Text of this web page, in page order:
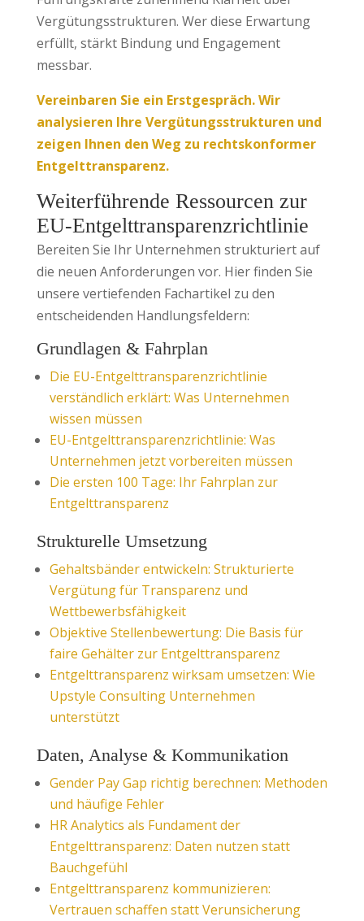
Vergütungsstrukturen. Wer diese Erwartung
erfüllt, stärkt Bindung und Engagement
messbar.
Vereinbaren Sie ein Erstgespräch. Wir
analysieren Ihre Vergütungsstrukturen und
zeigen Ihnen den Weg zu rechtskonformer
Entgelttransparenz.
Weiterführende Ressourcen zur
EU-Entgelttransparenzrichtlinie
Bereiten Sie Ihr Unternehmen strukturiert auf
die neuen Anforderungen vor. Hier finden Sie
unsere vertiefenden Fachartikel zu den
entscheidenden Handlungsfeldern:
Grundlagen & Fahrplan
Die EU-Entgelttransparenzrichtlinie
verständlich erklärt: Was Unternehmen
wissen müssen
EU-Entgelttransparenzrichtlinie: Was
Unternehmen jetzt vorbereiten müssen
Die ersten 100 Tage: Ihr Fahrplan zur
Entgelttransparenz
Strukturelle Umsetzung
Gehaltsbänder entwickeln: Strukturierte
Vergütung für Transparenz und
Wettbewerbsfähigkeit
Objektive Stellenbewertung: Die Basis für
faire Gehälter zur Entgelttransparenz
Entgelttransparenz wirksam umsetzen: Wie
Upstyle Consulting Unternehmen
unterstützt
Daten, Analyse & Kommunikation
Gender Pay Gap richtig berechnen: Methoden
und häufige Fehler
HR Analytics als Fundament der
Entgelttransparenz: Daten nutzen statt
Bauchgefühl
Entgelttransparenz kommunizieren:
Vertrauen schaffen statt Verunsicherung